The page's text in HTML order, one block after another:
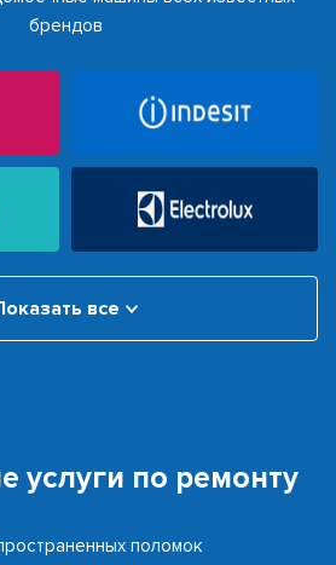
брендов
все
услуги по ремонту
поломок